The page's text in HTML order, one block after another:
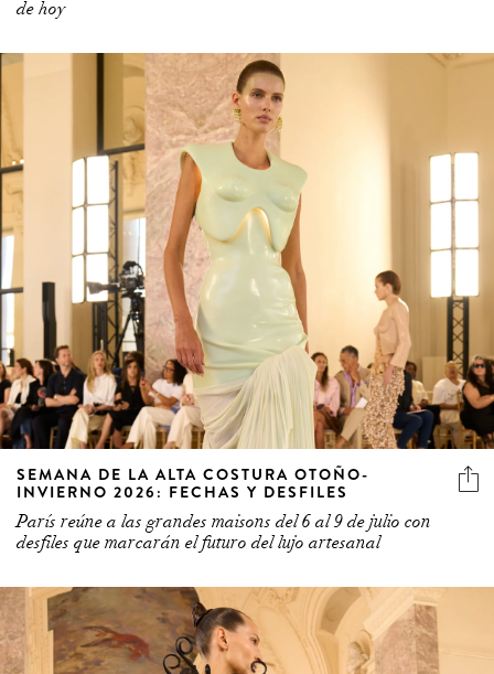
SEMANA DE LA ALTA COSTURA OTOÑO-
INVIERNO 2026: FECHAS Y DESFILES
París reúne a las grandes maisons del 6 al 9 de julio con
desfiles que marcarán el futuro del lujo artesanal